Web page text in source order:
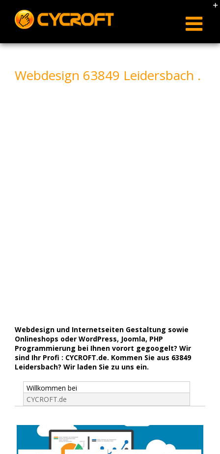
content
Webdesign 63849 Leidersbach .
Webdesign und Internetseiten Gestaltung sowie
Onlineshops oder WordPress, Joomla, PHP
Programmierung bei Ihnen vorort gegoogelt? Wir
sind Ihr Profi : CYCROFT.de. Kommen Sie aus 63849
Leidersbach? Wir laden Sie zu uns ein.
Willkommen bei
CYCROFT.de